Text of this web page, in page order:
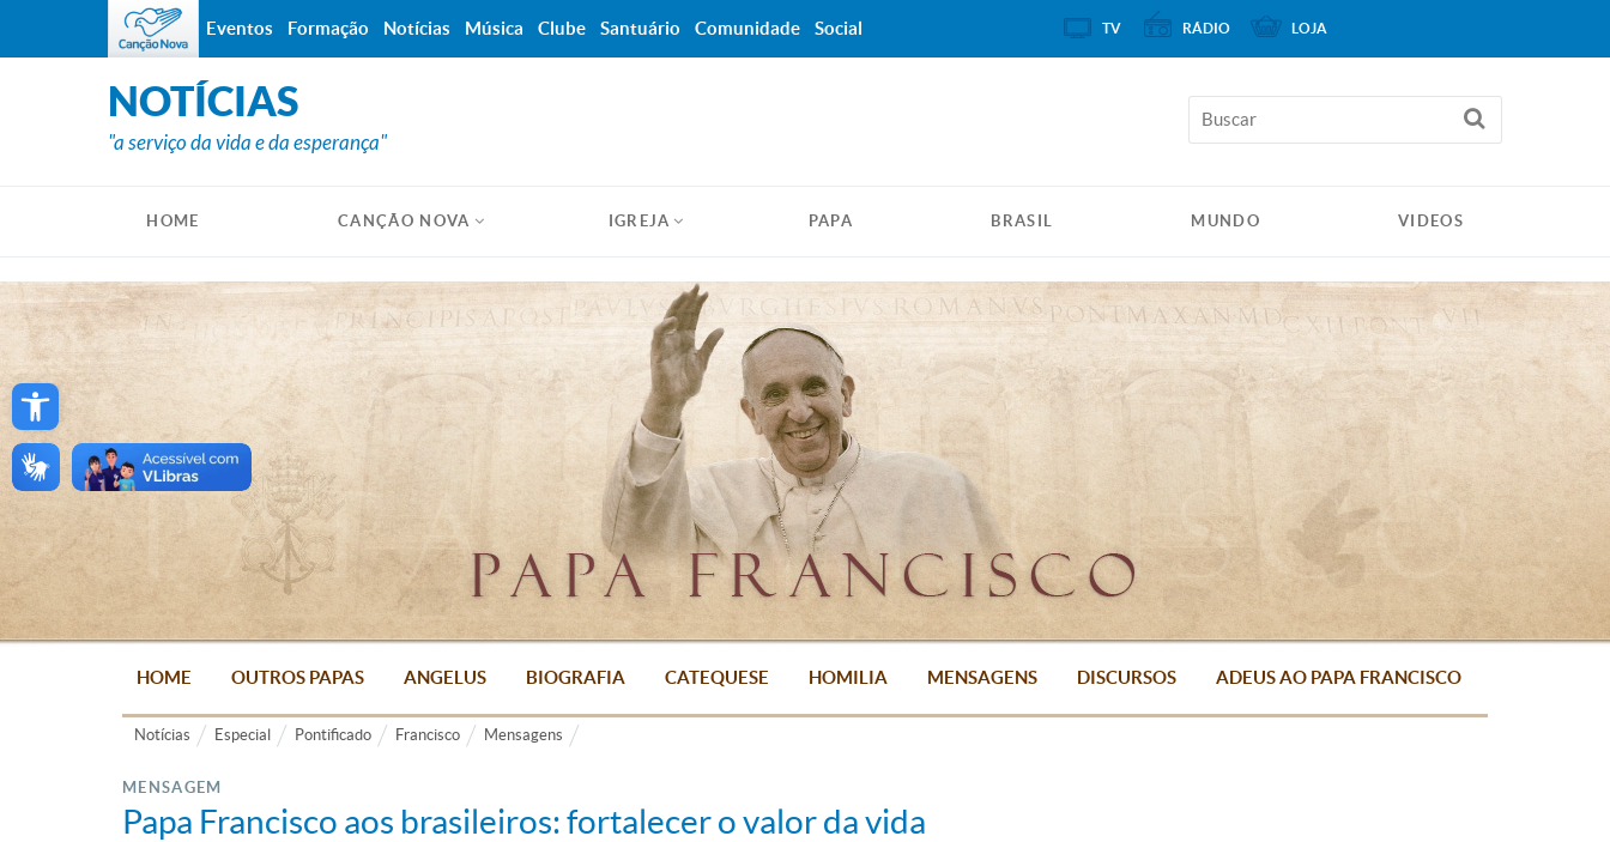
Open toolbar
NOTÍCIAS
"a serviço da vida e da esperança"
HOME CANÇÃO NOVA IGREJA PAPA BRASIL MUNDO VIDEOS
HOME OUTROS PAPAS ANGELUS BIOGRAFIA CATEQUESE HOMILIA MENSAGENS DISCURSOS ADEUS AO PAPA FRANCISCO
Notícias Especial Pontificado Francisco Mensagens
MENSAGEM
Papa Francisco aos brasileiros: fortalecer o valor da vida
Eventos Formação Notícias Música Clube Santuário Comunidade Social TV RÁDIO LOJA